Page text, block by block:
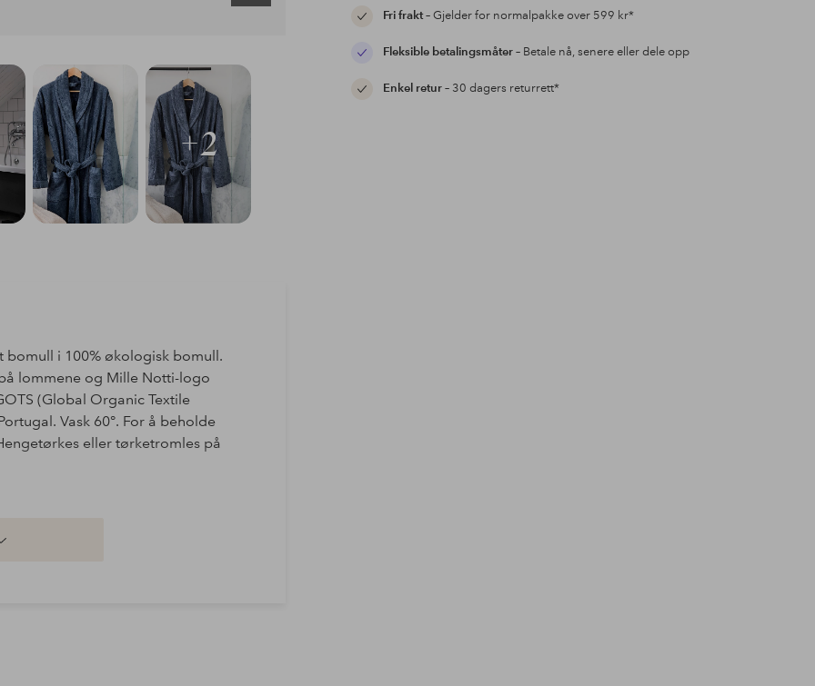
Fri frakt– Gjelder for normalpakke over 599 kr*
Fleksible betalingsmåter– Betale nå, senere eller dele opp
Enkel retur– 30 dagers returrett*
+2
bomull i 100% økologisk bomull.
lommene og Mille Notti-logo
(Global Organic Textile
Vask 60°. For å beholde
eller tørketromles på